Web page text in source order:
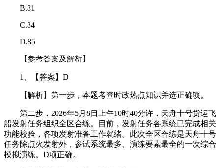
B.81
C.84
D.85
【参考答案及解析】
1、【答案】D
【解析】第一步，本题考查时政热点知识并选正确项。
第二步，2026年5月8日上午10时40分许，天舟十号货运飞
船发射任务组织全区合练。目前，发射任务各系统已完成相关
功能校验，各项发射准备工作就绪。此次全区合练是天舟十号
任务除点火发射外，参试系统最多、演练要素最全的一次综合
模拟演练。D项正确。